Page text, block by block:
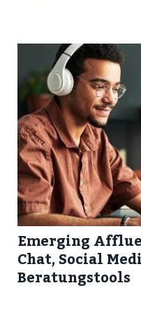
Emerging
Chat, Social
Beratungstools